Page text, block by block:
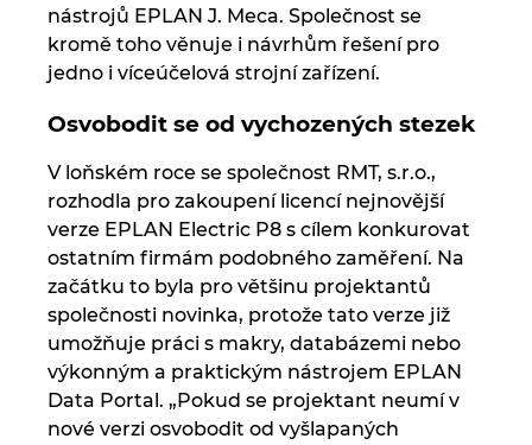
nástrojů EPLAN J. Meca. Společnost se
kromě toho věnuje i návrhům řešení pro
jedno i víceúčelová strojní zařízení.
Osvobodit se od vychozených stezek
V loňském roce se společnost RMT, s.r.o.,
rozhodla pro zakoupení licencí nejnovější
verze EPLAN Electric P8 s cílem konkurovat
ostatním firmám podobného zaměření. Na
začátku to byla pro většinu projektantů
společnosti novinka, protože tato verze již
umožňuje práci s makry, databázemi nebo
výkonným a praktickým nástrojem EPLAN
Data Portal. „Pokud se projektant neumí v
nové verzi osvobodit od vyšlapaných
Německo
Norsko
Nový Zéland
Peru
Polsko
Portugalsko